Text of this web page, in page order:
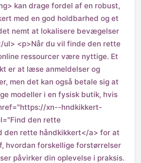
kan drage fordel af en robust,
med en god holdbarhed og et
nemt at lokalisere bevægelser
ul> <p>Når du vil finde den rette
ressourcer være nyttige. Et
er at læse anmeldelser og
men det kan også betale sig at
modeller i en fysisk butik, hvis
xn--hndkikkert-
den rette
den rette håndkikkert</a> for at
hvordan forskellige forstørrelser
påvirker din oplevelse i praksis.